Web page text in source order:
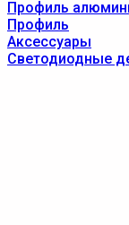
Профиль
Профиль
Аксессуары
Светодиодные